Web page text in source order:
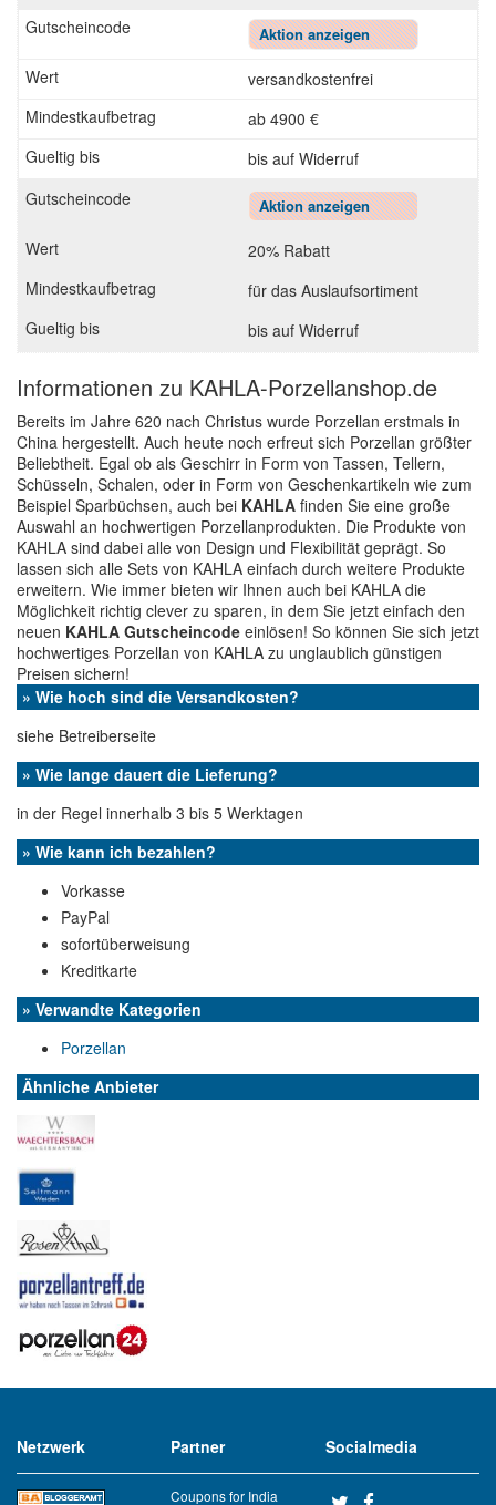
Aktion anzeigen
versandkostenfrei
ab 4900 €
bis auf Widerruf
Aktion anzeigen
20% Rabatt
für das Auslaufsortiment
bis auf Widerruf
Informationen zu KAHLA-Porzellanshop.de
Bereits im Jahre 620 nach Christus wurde Porzellan erstmals in
China hergestellt. Auch heute noch erfreut sich Porzellan größter
Beliebtheit. Egal ob als Geschirr in Form von Tassen, Tellern,
Schüsseln, Schalen, oder in Form von Geschenkartikeln wie zum
Beispiel Sparbüchsen, auch bei KAHLA finden Sie eine große
Auswahl an hochwertigen Porzellanprodukten. Die Produkte von
KAHLA sind dabei alle von Design und Flexibilität geprägt. So
lassen sich alle Sets von KAHLA einfach durch weitere Produkte
erweitern. Wie immer bieten wir Ihnen auch bei KAHLA die
Möglichkeit richtig clever zu sparen, in dem Sie jetzt einfach den
neuen KAHLA Gutscheincode einlösen! So können Sie sich jetzt
hochwertiges Porzellan von KAHLA zu unglaublich günstigen
Preisen sichern!
» Wie hoch sind die Versandkosten?
siehe Betreiberseite
» Wie lange dauert die Lieferung?
in der Regel innerhalb 3 bis 5 Werktagen
» Wie kann ich bezahlen?
Vorkasse
PayPal
sofortüberweisung
Kreditkarte
» Verwandte Kategorien
Porzellan
Ähnliche Anbieter
Netzwerk Partner
Coupons for India
Socialmedia